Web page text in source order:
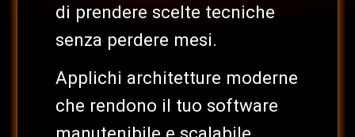
di prendere scelte tecniche
senza perdere mesi.
Applichi architetture moderne
che rendono il tuo software
manutenibile e scalabile.